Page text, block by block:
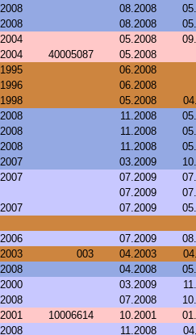
2008 08.2008
2008 08.2008
2004 05.2008
2004 40005087 05.2008
1995
06.2008
1996 06.2008
1998 05.2008
2008 11.2008
2008 11.2008
2008 11.2008
2007 03.2009
2007 07.2009
07.2009
2007 07.2009
2006 07.2009
2003 003 04.2003
2008 04.2008
2000 03.2009
2008 07.2008
2001 10006614 10.2001
2008 11.2008